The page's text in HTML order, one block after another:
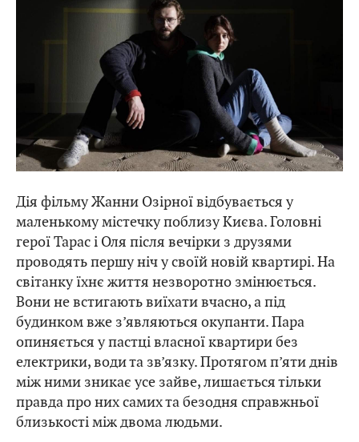
Дія фільму Жанни Озірної відбувається у
маленькому містечку поблизу Києва. Головні
герої Тарас і Оля після вечірки з друзями
проводять першу ніч у своїй новій квартирі. На
світанку їхнє життя незворотно змінюється.
Вони не встигають виїхати вчасно, а під
будинком вже з’являються окупанти. Пара
опиняється у пастці власної квартири без
електрики, води та зв’язку. Протягом п’яти днів
між ними зникає усе зайве, лишається тільки
правда про них самих та безодня справжньої
близькості між двома людьми.